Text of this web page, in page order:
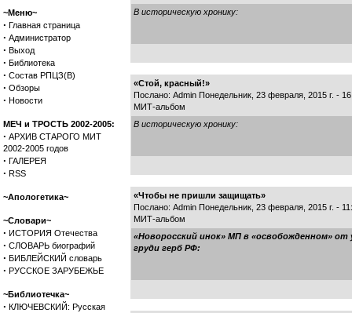
~Меню~
· Главная страница
· Администратор
· Выход
· Библиотека
· Состав РПЦЗ(В)
· Обзоры
· Новости
МЕЧ и ТРОСТЬ 2002-2005:
· АРХИВ СТАРОГО МИТ
2002-2005 годов
· ГАЛЕРЕЯ
· RSS
~Апологетика~
~Словари~
· ИСТОРИЯ Отечества
· СЛОВАРЬ биографий
· БИБЛЕЙСКИЙ словарь
· РУССКОЕ ЗАРУБЕЖЬЕ
~Библиотечка~
· КЛЮЧЕВСКИЙ: Русская
В историческую хронику:
«Стой, красный!»
Послано: Admin Понедельник, 23 февраля, 2015 г. -
МИТ-альбом
В историческую хронику:
«Чтобы не пришли защищать»
Послано: Admin Понедельник, 23 февраля, 2015 г. -
МИТ-альбом
«Новоросский инок» МП в «освобожденном» от
груди герб РФ: